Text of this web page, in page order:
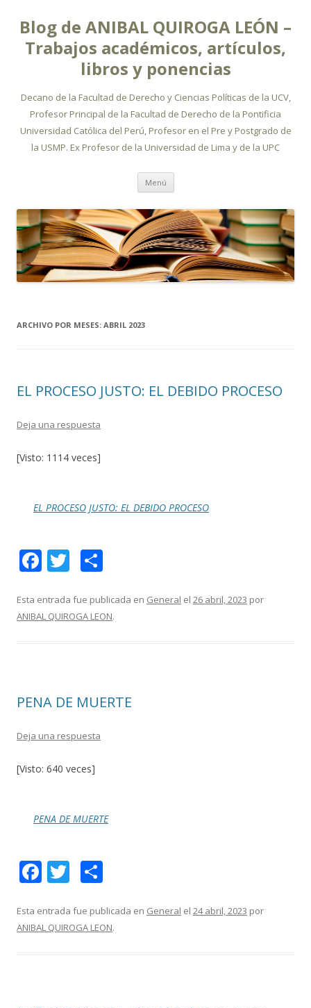
Blog de ANIBAL QUIROGA LEÓN –
Trabajos académicos, artículos,
libros y ponencias
Decano de la Facultad de Derecho y Ciencias Políticas de la UCV,
Profesor Principal de la Facultad de Derecho de la Pontificia
Universidad Católica del Perú, Profesor en el Pre y Postgrado de
la USMP. Ex Profesor de la Universidad de Lima y de la UPC
Menú Ir
contenido
ARCHIVO POR MESES: ABRIL 2023
EL PROCESO JUSTO: EL DEBIDO PROCESO
Deja una respuesta
[Visto: 1114 veces]
EL PROCESO JUSTO: EL DEBIDO PROCESO
F
ac
e
b
k
T
w
itt
er
m
p
r
Esta entrada fue publicada en General el 26 abril, 2023 por
ANIBAL QUIROGA LEON.
PENA DE MUERTE
Deja una respuesta
[Visto: 640 veces]
PENA DE MUERTE
F
ac
e
b
T
w
itt
er
m
p
Esta entrada fue publicada en General el 24 abril, 2023 por
ANIBAL QUIROGA LEON.